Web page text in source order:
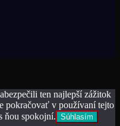
ten najlepší zážitok
pokračovať v používaní tejto
ňou spokojní. Súhlasím